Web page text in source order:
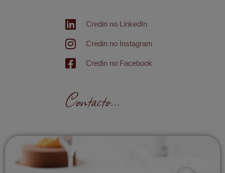
Credin no LinkedIn
Credin no Instagram
Credin no Facebook
Contacto...